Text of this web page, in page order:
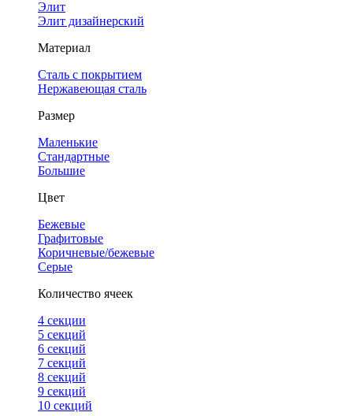
Элит
Элит дизайнерский
Материал
Сталь с покрытием
Нержавеющая сталь
Размер
Маленькие
Стандартные
Большие
Цвет
Бежевые
Графитовые
Коричневые/бежевые
Серые
Количество ячеек
4 cекции
5 секций
6 секций
7 секций
8 секций
9 секций
10 секций